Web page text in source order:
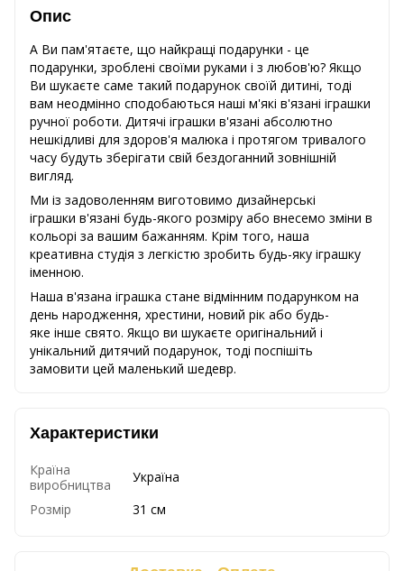
Опис
А Ви пам'ятаєте, що найкращі подарунки - це
подарунки, зроблені своїми руками і з любов'ю? Якщо
Ви шукаєте саме такий подарунок своїй дитині, тоді
вам неодмінно сподобаються наші м'які в'язані іграшки
ручної роботи. Дитячі іграшки в'язані абсолютно
нешкідливі для здоров'я малюка і протягом тривалого
часу будуть зберігати свій бездоганний зовнішній
вигляд.
Ми із задоволенням виготовимо дизайнерські
іграшки в'язані будь-якого розміру або внесемо зміни в
кольорі за вашим бажанням. Крім того, наша
креативна студія з легкістю зробить будь-яку іграшку
іменною.
Наша в'язана іграшка стане відмінним подарунком на
день народження, хрестини, новий рік або будь-
яке інше свято. Якщо ви шукаєте оригінальний і
унікальний дитячий подарунок, тоді поспішіть
замовити цей маленький шедевр.
Характеристики
Країна
виробництва
Україна
Розмір
31 см